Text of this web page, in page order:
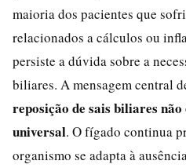
maioria dos pacientes que
relacionados a cálculos ou
persiste a dúvida sobre a
biliares. A mensagem central
reposição de sais biliares
universal. O fígado continua
organismo se adapta à